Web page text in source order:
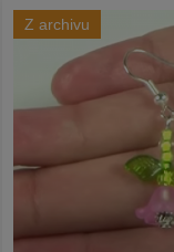
Z archivu